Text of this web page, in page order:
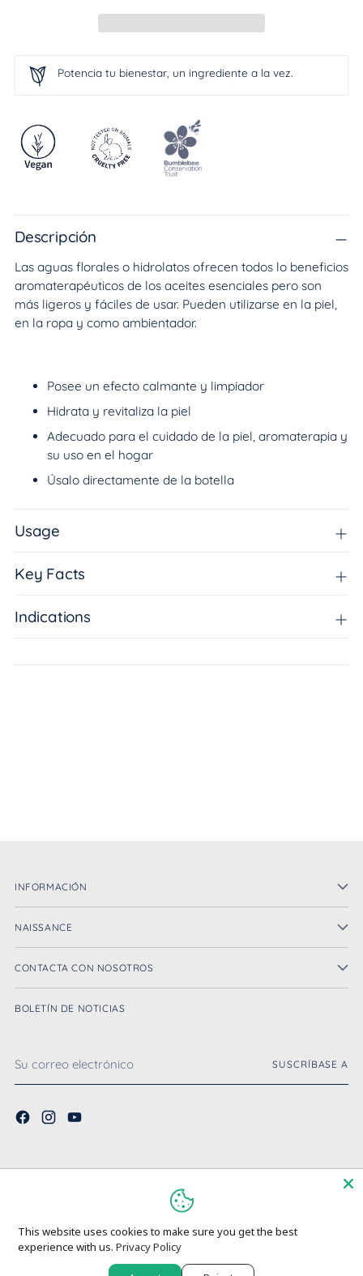
Potencia tu bienestar, un ingrediente a la vez.
producto
la
cesta
Descripción
Las aguas florales o hidrolatos ofrecen todos lo beneficios
aromaterapéuticos de los aceites esenciales pero son
más ligeros y fáciles de usar. Pueden utilizarse en la piel,
en la ropa y como ambientador.
Posee un efecto calmante y limpiador
Hidrata y revitaliza la piel
Adecuado para el cuidado de la piel, aromaterapia y
su uso en el hogar
Úsalo directamente de la botella
Usage
Key Facts
Indications
INFORMACIÓN
NAISSANCE
CONTACTA CON NOSOTROS
BOLETÍN DE NOTICIAS
correo
electrónico
SUSCRÍBASE A
. Todos los derechos reservados Consulte
Tecnología de Shopify
This website uses cookies to make sure you get the best
experience with us. Privacy Policy